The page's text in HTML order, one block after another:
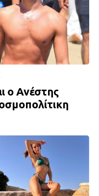
ο Ανέστης